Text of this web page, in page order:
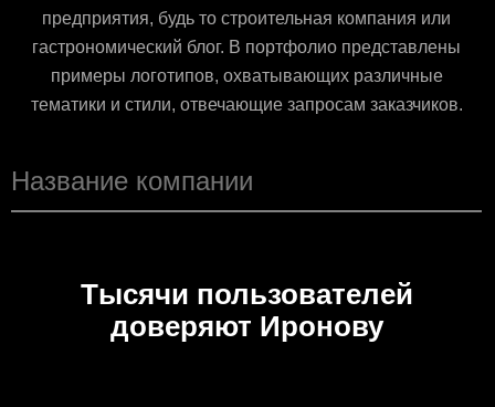
предприятия, будь то строительная компания или
гастрономический блог. В портфолио представлены
примеры логотипов, охватывающих различные
тематики и стили, отвечающие запросам заказчиков.
Тысячи пользователей
доверяют Иронову